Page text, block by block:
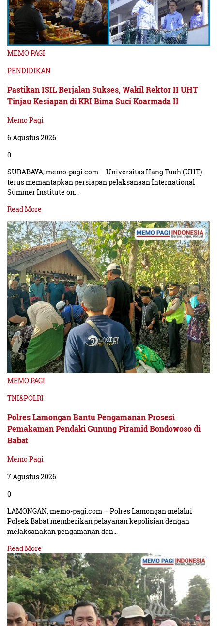
MEMO PAGI
PENDIDIKAN
Pastikan ISIL Berjalan Sukses, Wakil Rektor II UHT
Tinjau Kesiapan di KRI Bima Suci Koarmada II
Memo Pagi
6 Agustus 2026
0
SURABAYA, memo-pagi.com – Universitas Hang Tuah (UHT)
terus memantapkan persiapan pelaksanaan International
Summer Institute on…
Read More
MEMO PAGI
TNI&POLRI
Polres Lamongan Bantu Pengamanan Prosesi
Pemakaman Pendaki Gunung Piramid Bondowoso di
Babat
Memo Pagi
7 Agustus 2026
0
LAMONGAN, memo-pagi.com – Polres Lamongan melalui
Polsek Babat memberikan pelayanan kepolisian dengan
melaksanakan pengamanan dan…
Read More